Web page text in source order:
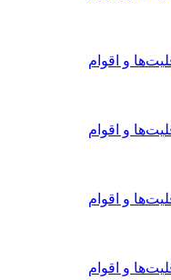
و اقوام
و اقوام
و اقوام
و اقوام